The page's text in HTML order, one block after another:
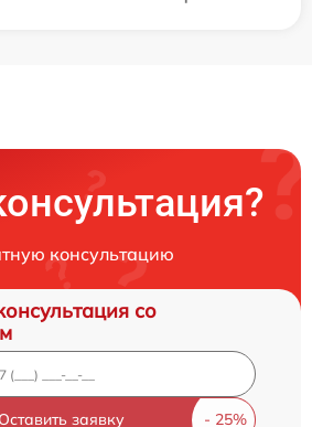
консультацию
со
Оставить заявку